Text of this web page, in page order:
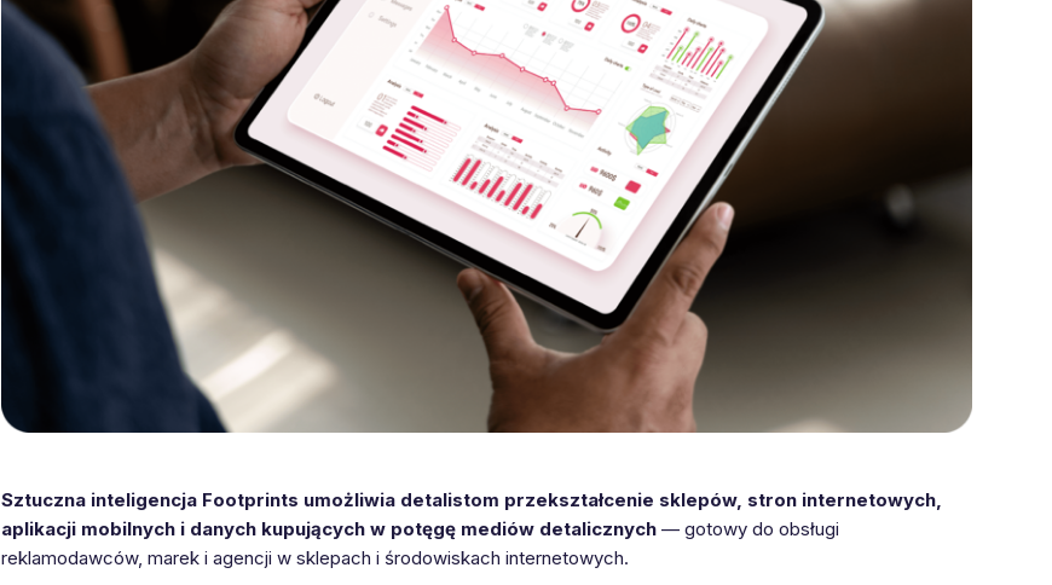
Sztuczna inteligencja Footprints umożliwia detalistom przekształcenie sklepów, stron internetowych,
aplikacji mobilnych i danych kupujących w potęgę mediów detalicznych — gotowy do obsługi
reklamodawców, marek i agencji w sklepach i środowiskach internetowych.